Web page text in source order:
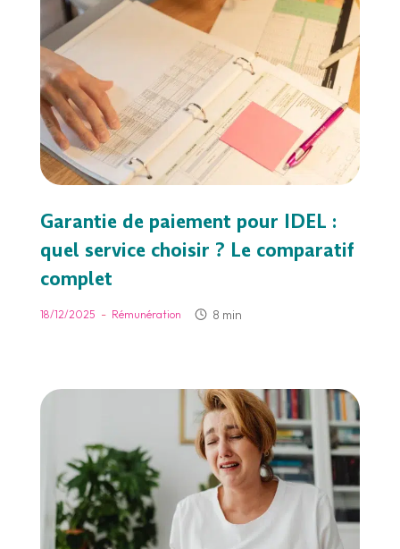
Garantie de paiement pour IDEL :
quel service choisir ? Le comparatif
complet
18/12/2025 - Rémunération 8 min